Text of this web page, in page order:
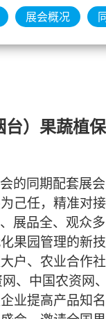
展会概况
台）果蔬植
的同期配套展
己任，精准对接
展品全、观众
果园管理的新
户、农业合作
网、中国农资网
业提高产品知